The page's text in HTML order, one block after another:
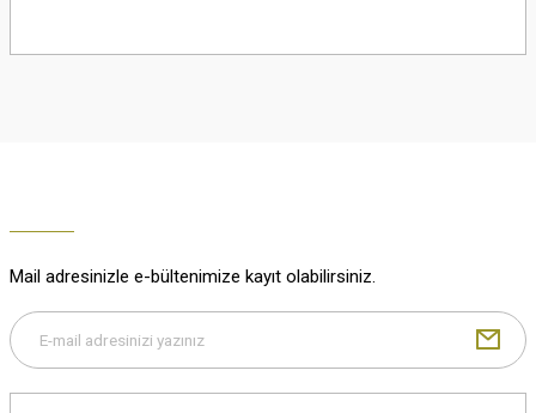
Gönder
M... K... | 29/12/2025
Mail adresinizle e-bültenimize kayıt olabilirsiniz.